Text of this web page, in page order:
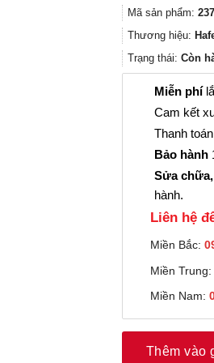
Mã sản phẩm:
Thương hiệu:
Trạng thái: Còn
Miễn phí
Cam kết
Thanh
Bảo hành
Sửa
hành.
Liên hệ
Miền Bắc:
Miền Trung:
Miền Nam:
Thêm vào